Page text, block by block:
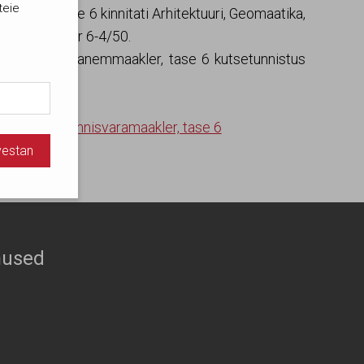
tase 6 kinnitati Arhitektuuri, Geomaatika,
nr 6-4/50.
vanemmaakler, tase 6 kutsetunnistus
Kinnisvaramaakler, tase 6